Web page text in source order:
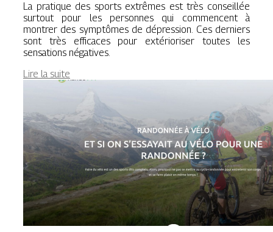
La pratique des sports extrêmes est très conseillée
surtout pour les personnes qui commencent à
montrer des symptômes de dépression. Ces derniers
sont très efficaces pour extérioriser toutes les
sensations négatives.
Lire la suite